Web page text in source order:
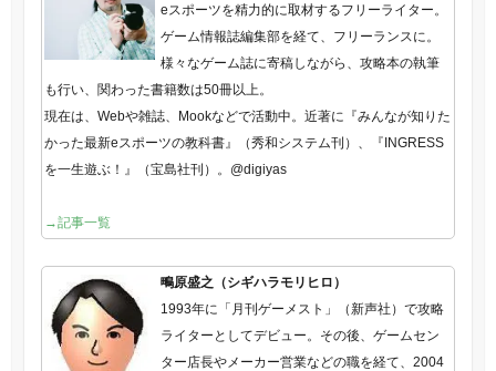
eスポーツを精力的に取材するフリーライター。
ゲーム情報誌編集部を経て、フリーランスに。
様々なゲーム誌に寄稿しながら、攻略本の執筆
も行い、関わった書籍数は50冊以上。
現在は、Webや雑誌、Mookなどで活動中。近著に『みんなが知りた
かった最新eスポーツの教科書』（秀和システム刊）、『INGRESS
を一生遊ぶ！』（宝島社刊）。@digiyas
→記事一覧
鴫原盛之（シギハラモリヒロ）
1993年に「月刊ゲーメスト」（新声社）で攻略
ライターとしてデビュー。その後、ゲームセン
ター店長やメーカー営業などの職を経て、2004